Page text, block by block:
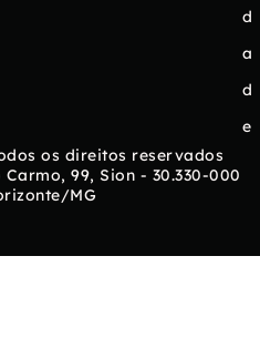
d
a
d
e
os direitos reservados
99, Sion - 30.330-000
MG